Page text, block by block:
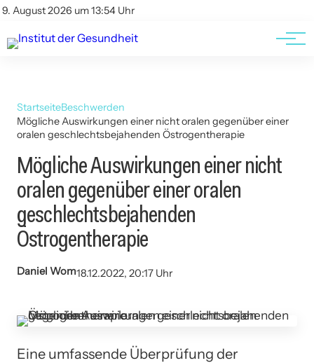
9. August 2026 um 13:54 Uhr
Kontakt
Kontakt
AGBs
StartseiteBeschwerden
Mögliche Auswirkungen einer nicht oralen gegenüber einer
oralen geschlechtsbejahenden Östrogentherapie
Mögliche Auswirkungen einer nicht
oralen gegenüber einer oralen
geschlechtsbejahenden
Östrogentherapie
Daniel Wom18.12.2022, 20:17 Uhr
Eine umfassende Überprüfung der